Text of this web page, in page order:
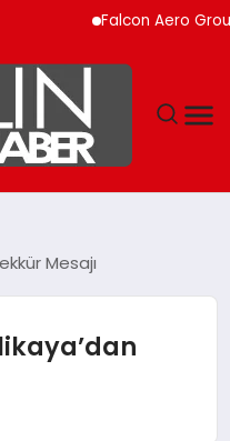
Falcon Aero Group,
Mesajı